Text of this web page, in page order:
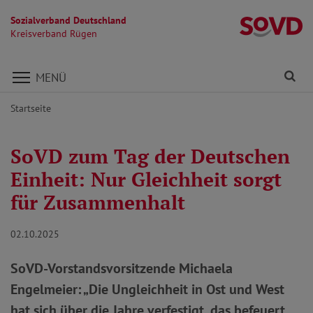
Sozialverband Deutschland
Kreisverband Rügen
Direkt zu den Inhalten springen
MENÜ
Startseite
SoVD zum Tag der Deutschen
Einheit: Nur Gleichheit sorgt
für Zusammenhalt
02.10.2025
SoVD-Vorstandsvorsitzende Michaela
Engelmeier: „Die Ungleichheit in Ost und West